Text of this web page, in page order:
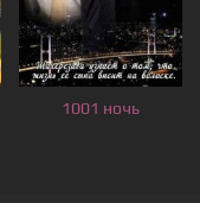
1001 ночь